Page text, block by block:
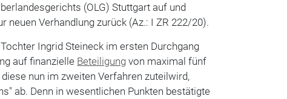
(OLG) Stuttgart auf und
neuen Verhandlung zurück (Az.: I ZR 222/20).
Ingrid Steineck im ersten Durchgang
auf finanzielle Beteiligung von maximal fünf
nun im zweiten Verfahren zuteilwird,
ab. Denn in wesentlichen Punkten bestätigte